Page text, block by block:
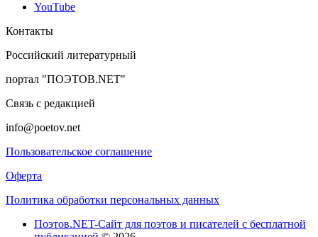
YouTube
Контакты
Российский литературный
портал "ПОЭТОВ.NET"
Связь с редакцией
info@poetov.net
Пользовательское соглашение
Оферта
Политика обработки персональных данных
Поэтов.NET-Сайт для поэтов и писателей с бесплатной